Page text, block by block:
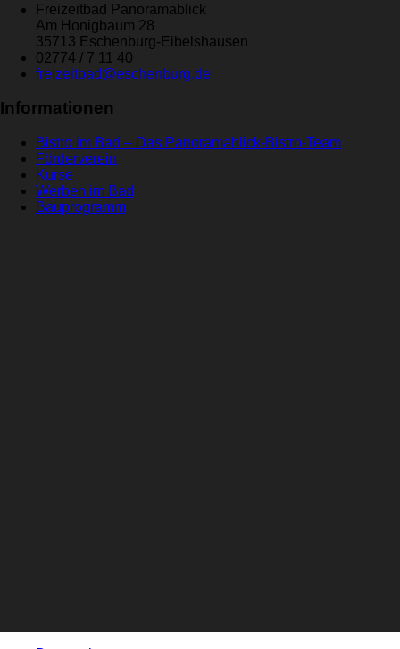
Freizeitbad Panoramablick
Am Honigbaum 28
35713 Eschenburg-Eibelshausen
02774 / 7 11 40
freizeitbad@eschenburg.de
Informationen
Bistro im Bad – Das Panoramablick-Bistro-Team
Förderverein
Kurse
Werben im Bad
Bauprogramm